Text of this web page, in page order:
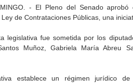
- El Pleno del Senado
de Contrataciones Públicas, una
legislativa fue sometida por los
Muñoz, Gabriela María Abreu
establece un régimen jurídico